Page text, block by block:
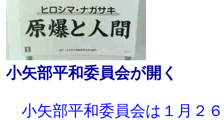
小矢部平和委員会が開く
小矢部平和委員会は１月２